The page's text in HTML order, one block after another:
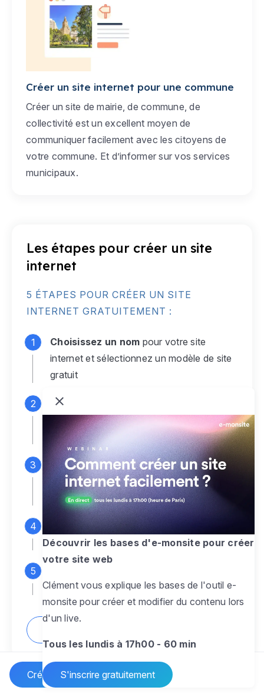
Créer un site Internet
Créer un site internet pour une commune
Créer un site de mairie, de commune, de
collectivité est un excellent moyen de
communiquer facilement avec les citoyens de
votre commune. Et d’informer sur vos services
municipaux.
Les étapes pour créer un site
internet
5 ÉTAPES POUR CRÉER UN SITE
INTERNET GRATUITEMENT :
Choisissez un nom pour votre site
internet et sélectionnez un modèle de site
gratuit
Connectez-vous
monsite gratuit pour accéder à votre
espace d'administration
Personnalisez entièrement le
designpour créer un site web sur-mesure,
à votre image
Ajoutez des pagessans limite pour
présenter votre activité, votre passion
pour rendre votre site dynamique
Découvrir les bases d'e-monsite pour créer
votre site web
Clément vous explique les bases de l'outil e-
monsite pour créer et modifier du contenu lors
d'un live.
Tous les lundis à 17h00 - 60 min
S'inscrire gratuitement